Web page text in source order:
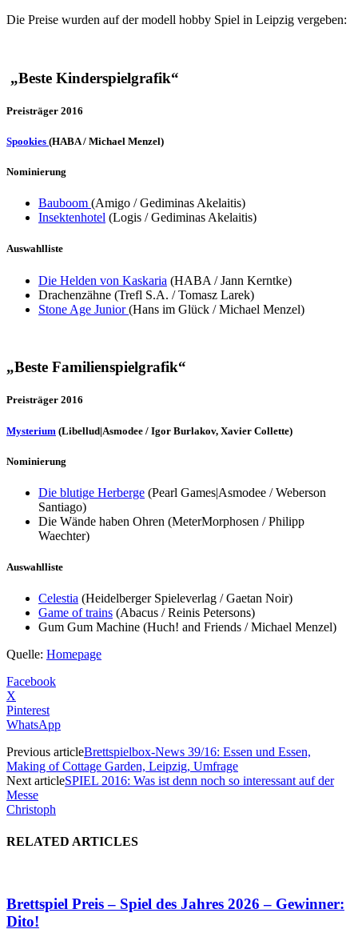
Die Preise wurden auf der modell hobby Spiel in Leipzig vergeben:
„Beste Kinderspielgrafik“
Preisträger 2016
Spookies (HABA / Michael Menzel)
Nominierung
Bauboom (Amigo / Gediminas Akelaitis)
Insektenhotel (Logis / Gediminas Akelaitis)
Auswahlliste
Die Helden von Kaskaria (HABA / Jann Kerntke)
Drachenzähne (Trefl S.A. / Tomasz Larek)
Stone Age Junior(Hans im Glück / Michael Menzel)
„Beste Familienspielgrafik“
Preisträger 2016
Mysterium (Libellud|Asmodee / Igor Burlakov, Xavier Collette)
Nominierung
Die blutige Herberge (Pearl Games|Asmodee / Weberson
Santiago)
Die Wände haben Ohren (MeterMorphosen / Philipp
Waechter)
Auswahlliste
Celestia (Heidelberger Spieleverlag / Gaetan Noir)
Game of trains (Abacus / Reinis Petersons)
Gum Gum Machine (Huch! and Friends / Michael Menzel)
Quelle: Homepage
Facebook
X
Pinterest
WhatsApp
Previous articleBrettspielbox-News 39/16: Essen und Essen,
Making of Cottage Garden, Leipzig, Umfrage
Next articleSPIEL 2016: Was ist denn noch so interessant auf der
Messe
Christoph
RELATED ARTICLES
Brettspiel Preis – Spiel des Jahres 2026 – Gewinner:
Dito!